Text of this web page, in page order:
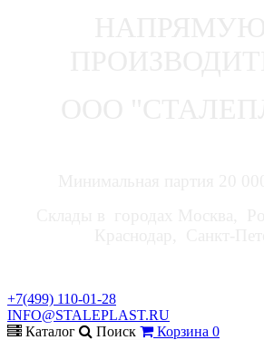
+7(499) 110-01-28
INFO@STALEPLAST.RU
Каталог
Поиск Корзина 0